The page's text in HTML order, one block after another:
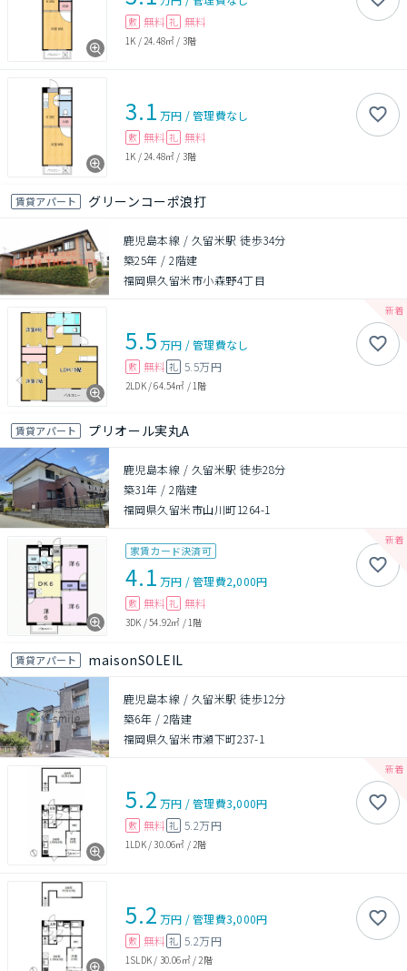
敷 無料 礼 無料
1K / 24.48㎡ / 3階
3.1 万円 /管理費なし
敷 無料 礼 無料
1K / 24.48㎡ / 3階
賃貸アパート グリーンコーポ浪打
鹿児島本線 / 久留米駅 徒歩34分
築25年 /2階建
福岡県久留米市小森野4丁目
5.5 万円 /管理費なし
敷 無料 礼 5.5万円
2LDK/64.54㎡ / 1階
賃貸アパート プリオール実丸A
鹿児島本線 / 久留米駅 徒歩28分
築31年 /2階建
福岡県久留米市山川町1264-1
家賃カード決済可
4.1 万円 /管理費2,000円
敷 無料 礼 無料
3DK /54.92㎡ /1階
賃貸アパート maisonSOLEIL
鹿児島本線 / 久留米駅 徒歩12分
築6年 / 2階建
福岡県久留米市瀬下町237-1
5.2 万円 /管理費3,000円
敷 無料 礼 5.2万円
1LDK/30.06㎡ / 2階
5.2 万円 /管理費3,000円
敷 無料 礼 5.2万円
1SLDK / 30.06㎡/ 2階